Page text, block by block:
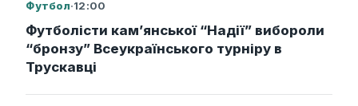
Футбол·12:00
Футболісти кам’янської “Надії” вибороли
“бронзу” Всеукраїнського турніру в
Трускавці